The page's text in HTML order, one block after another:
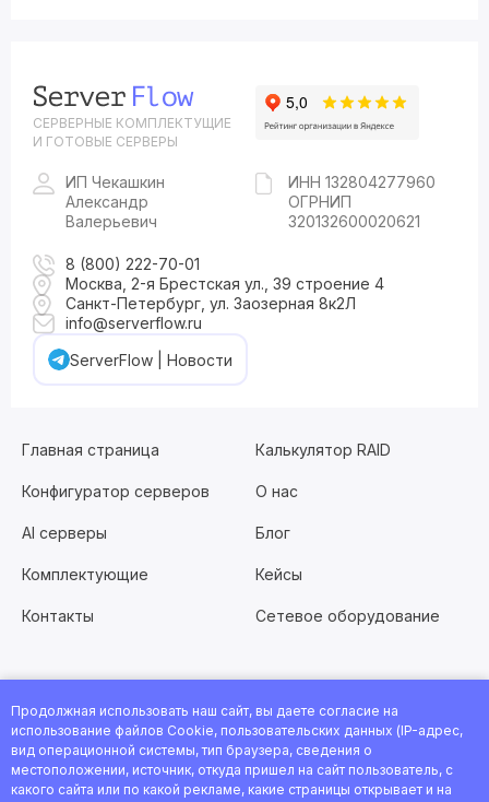
СЕРВЕРНЫЕ КОМПЛЕКТУЩИЕ
И ГОТОВЫЕ СЕРВЕРЫ
ИП Чекашкин
Александр
Валерьевич
ИНН 132804277960
ОГРНИП
320132600020621
8 (800) 222-70-01
Москва, 2-я Брестская ул., 39 строение 4
Санкт-Петербург, ул. Заозерная 8к2Л
info@serverflow.ru
ServerFlow | Новости
Главная страница Калькулятор RAID
Конфигуратор серверов О нас
AI серверы Блог
Комплектующие Кейсы
Контакты Сетевое оборудование
Хотите работать с нами? Заполните анкету
посмотрите все вакансии
© 2026 Интернет-магазин ServerFlow. Все права защищены.
Продолжная использовать наш сайт, вы даете согласие на
использование файлов Cookie, пользовательских данных (IP-адрес,
вид операционной системы, тип браузера, сведения о
местоположении, источник, откуда пришел на сайт пользователь, с
какого сайта или по какой рекламе, какие страницы открывает и на